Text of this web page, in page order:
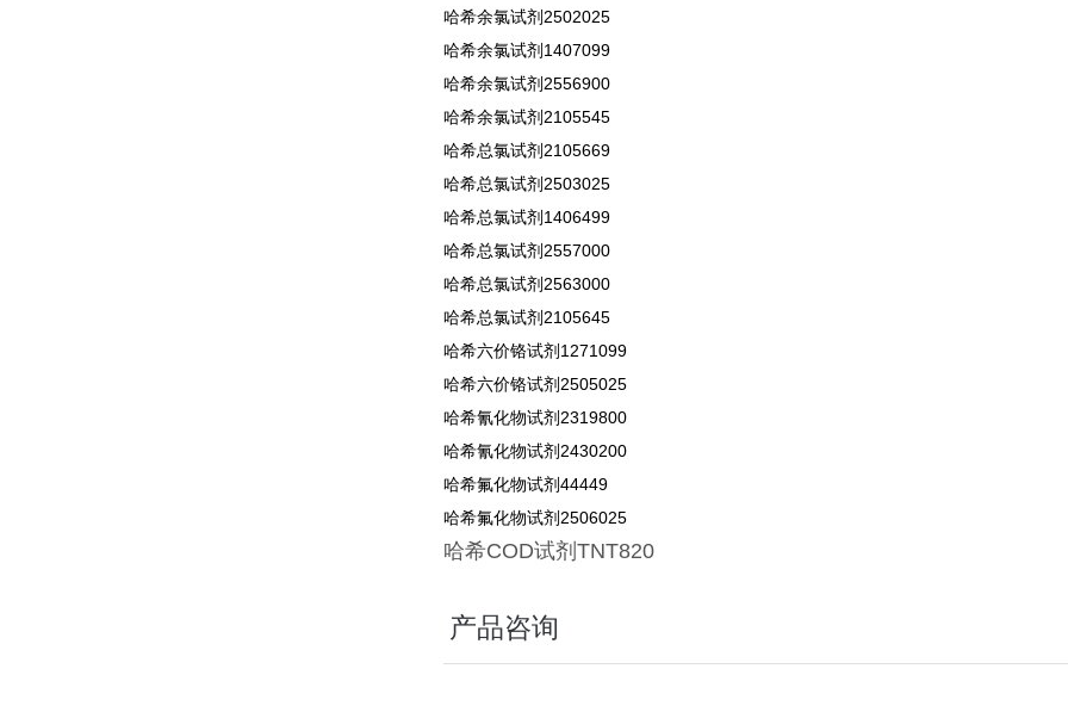
哈希余氯试剂2502025
哈希余氯试剂1407099
哈希余氯试剂2556900
哈希余氯试剂2105545
哈希总氯试剂2105669
哈希总氯试剂2503025
哈希总氯试剂1406499
哈希总氯试剂2557000
哈希总氯试剂2563000
哈希总氯试剂2105645
哈希六价铬试剂1271099
哈希六价铬试剂2505025
哈希氰化物试剂2319800
哈希氰化物试剂2430200
哈希氟化物试剂44449
哈希氟化物试剂2506025
哈希COD试剂 TNT820
产品咨询